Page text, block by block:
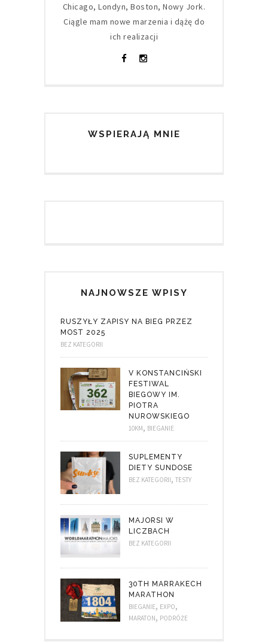
Chicago, Londyn, Boston, Nowy Jork.
Ciągle mam nowe marzenia i dążę do
ich realizacji
WSPIERAJĄ MNIE
NAJNOWSZE WPISY
RUSZYŁY ZAPISY NA BIEG PRZEZ
MOST 2025
BEZ KATEGORII
V KONSTANCIŃSKI
FESTIWAL
BIEGOWY IM.
PIOTRA
NUROWSKIEGO
10KM, BIEGANIE
SUPLEMENTY
DIETY SUNDOSE
BEZ KATEGORII, TESTY
MAJORSI W
LICZBACH
BEZ KATEGORII
30TH MARRAKECH
MARATHON
BIEGANIE, EXPO,
MARATON, PODRÓŻE